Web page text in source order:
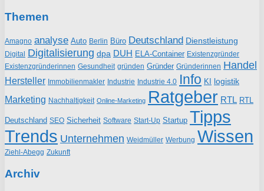
Themen
Amagno analyse Auto Berlin Büro Deutschland Dienstleistung
Digital Digitalisierung dpa DUH ELA-Container Existenzgründer
Existenzgründerinnen Gesundheit gründen Gründer Gründerinnen Handel
Hersteller Immobilienmakler Industrie Industrie 4.0 Info KI logistik
Marketing Nachhaltigkeit Online-Marketing Ratgeber RTL RTL
Deutschland SEO Sicherheit Software Start-Up Startup Tipps
Trends Unternehmen Weidmüller Werbung Wissen
Ziehl-Abegg Zukunft
Archiv